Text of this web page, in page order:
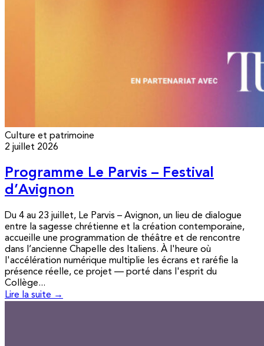
Culture et patrimoine
2 juillet 2026
Programme Le Parvis – Festival
d’Avignon
Du 4 au 23 juillet, Le Parvis – Avignon, un lieu de dialogue
entre la sagesse chrétienne et la création contemporaine,
accueille une programmation de théâtre et de rencontre
dans l’ancienne Chapelle des Italiens. À l'heure où
l'accélération numérique multiplie les écrans et raréfie la
présence réelle, ce projet — porté dans l'esprit du
Collège...
Lire la suite →